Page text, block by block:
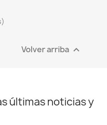
Volver arriba 
últimas noticias y